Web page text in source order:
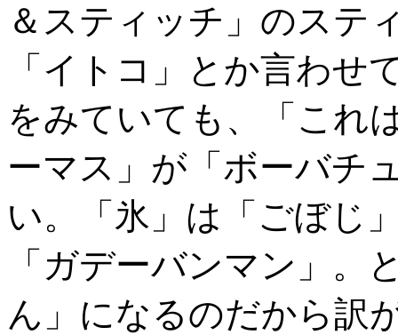
＆スティッチ」のステ
「イトコ」とか言わせ
をみていても、「これ
ーマス」が「ボーバチ
い。「氷」は「ごぼじ
「ガデーバンマン」。
ん」になるのだから訳